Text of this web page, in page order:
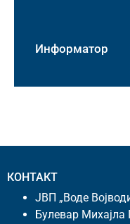
Информатор
КОНТАКТ
ЈВП „Воде
Булевар